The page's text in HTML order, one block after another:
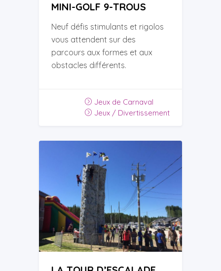
MINI-GOLF 9-TROUS
Neuf défis stimulants et rigolos
vous attendent sur des
parcours aux formes et aux
obstacles différents.
Jeux de Carnaval
Jeux / Divertissement